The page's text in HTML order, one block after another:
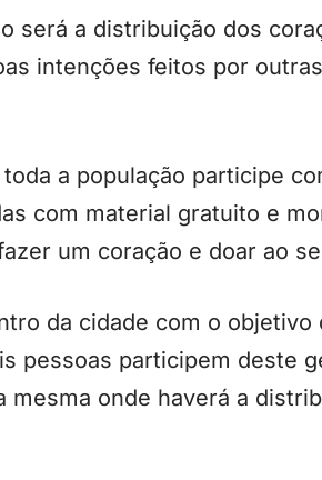
será a distribuição dos
intenções feitos por
a população participe
com material gratuito e
um coração e doar ao
da cidade com o objetivo
pessoas participem deste
onde haverá a